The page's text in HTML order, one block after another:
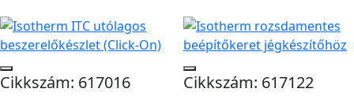
Cikkszám: 617016
Cikkszám: 617122